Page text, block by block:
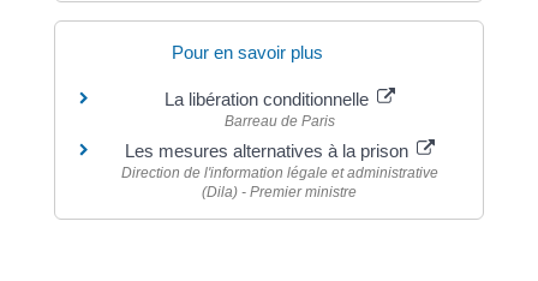
Pour en savoir plus
La libération conditionnelle
Barreau de Paris
Les mesures alternatives à la prison
Direction de l'information légale et administrative
(Dila) - Premier ministre